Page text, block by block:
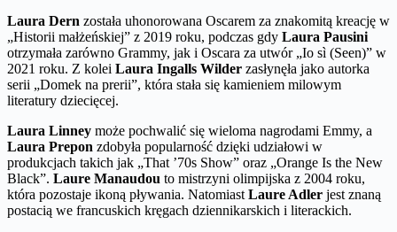
Laura Dern została uhonorowana Oscarem za znakomitą kreację w
„Historii małżeńskiej” z 2019 roku, podczas gdy Laura Pausini
otrzymała zarówno Grammy, jak i Oscara za utwór „Io sì (Seen)” w
2021 roku. Z kolei Laura Ingalls Wilder zasłynęła jako autorka
serii „Domek na prerii”, która stała się kamieniem milowym
literatury dziecięcej.
Laura Linney może pochwalić się wieloma nagrodami Emmy, a
Laura Prepon zdobyła popularność dzięki udziałowi w
produkcjach takich jak „That ’70s Show” oraz „Orange Is the New
Black”. Laure Manaudou to mistrzyni olimpijska z 2004 roku,
która pozostaje ikoną pływania. Natomiast Laure Adler jest znaną
postacią we francuskich kręgach dziennikarskich i literackich.